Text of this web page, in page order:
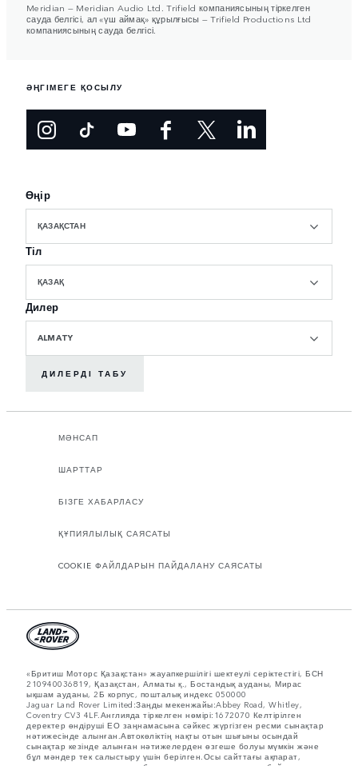
Meridian — Meridian Audio Ltd. Trifield компаниясының тіркелген
сауда белгісі, ал «үш аймақ» құрылғысы — Trifield Productions Ltd
компаниясының сауда белгісі.
ӘҢГІМЕГЕ ҚОСЫЛУ
Өңір
ҚАЗАҚСТАН
Тіл
ҚАЗАҚ
Дилер
ALMATY
ДИЛЕРДІ ТАБУ
МӘНСАП
ШАРТТАР
БІЗГЕ ХАБАРЛАСУ
ҚҰПИЯЛЫЛЫҚ САЯСАТЫ
COOKIE ФАЙЛДАРЫН ПАЙДАЛАНУ САЯСАТЫ
«Бритиш Моторс Қазақстан» жауапкершілігі шектеулі серіктестігі, БСН
210940036819, Қазақстан, Алматы қ., Бостандық ауданы, Мирас
ықшам ауданы, 2Б корпус, пошталық индекс 050000
Jaguar Land Rover Limited:Заңды мекенжайы:Abbey Road, Whitley,
Coventry CV3 4LF.Англияда тіркелген нөмірі:1672070 Келтірілген
деректер өндіруші ЕО заңнамасына сәйкес жүргізген ресми сынақтар
нәтижесінде алынған.Автокөліктің нақты отын шығыны осындай
сынақтар кезінде алынған нәтижелерден өзгеше болуы мүмкін және
бұл мәндер тек салыстыру үшін берілген.Осы сайттағы ақпарат,